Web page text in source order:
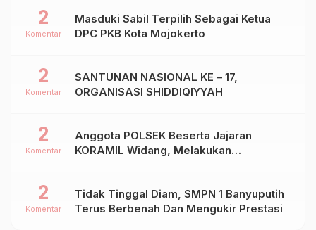
Masduki Sabil Terpilih Sebagai Ketua
DPC PKB Kota Mojokerto
2
Komentar
SANTUNAN NASIONAL KE – 17,
ORGANISASI SHIDDIQIYYAH
2
Komentar
Anggota POLSEK Beserta Jajaran
KORAMIL Widang, Melakukan
Kab.TUBAN
2
Komentar
Tidak Tinggal Diam, SMPN 1 Banyuputih
Terus Berbenah Dan Mengukir Prestasi
2
Komentar